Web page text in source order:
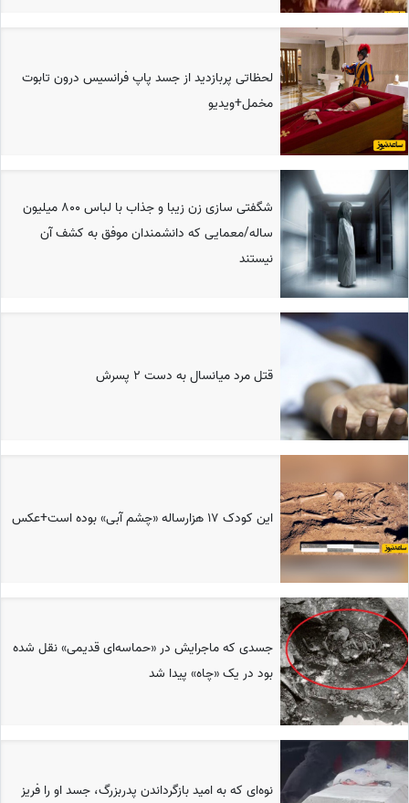
لحظاتی پربازدید از جسد پاپ فرانسیس درون تابوت
مخمل+ویدیو
شگفتی سازی زن زیبا و جذاب با لباس 800 میلیون
ساله/معمایی که دانشمندان موفق به کشف آن
نیستند
قتل مرد میانسال به دست 2 پسرش
این کودک 17 هزارساله «چشم آبی» بوده است+عکس
جسدی که ماجرایش در «حماسه‌ای قدیمی» نقل شده
بود در یک «چاه» پیدا شد
نوه‌ای که به امید بازگرداندن پدربزرگ، جسد او را فریز